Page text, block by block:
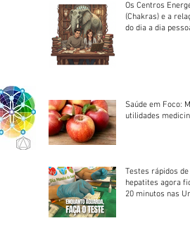
Os Centros
(Chakras) e a
do dia a dia
Saúde em Foco:
utilidades
Testes rápidos
hepatites agora
20 minutos nas